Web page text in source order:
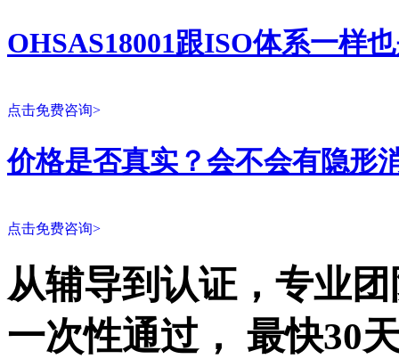
OHSAS18001跟ISO体系一样
点击免费咨询>
价格是否真实？会不会有隐形
点击免费咨询>
从辅导到认证，专业
一次性通过， 最快30